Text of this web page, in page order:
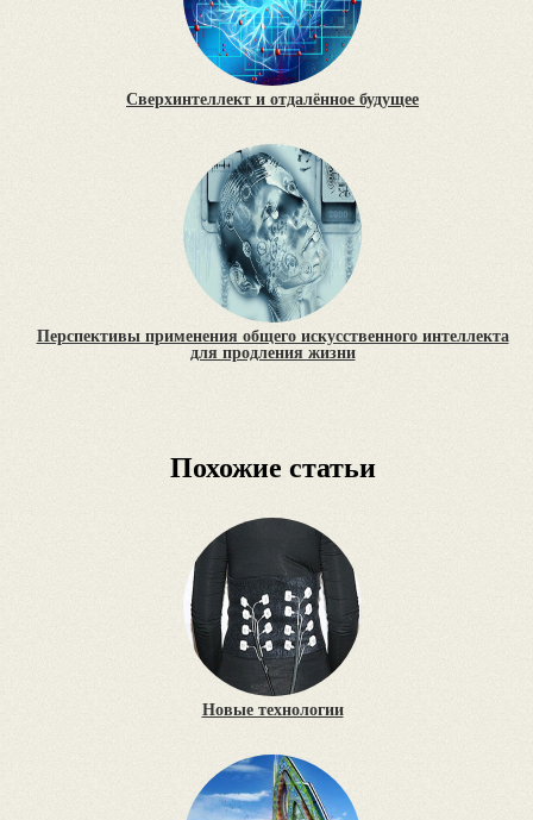
Сверхинтеллект и отдалённое будущее
Перспективы применения общего искусственного интеллекта
для продления жизни
Похожие статьи
Новые технологии